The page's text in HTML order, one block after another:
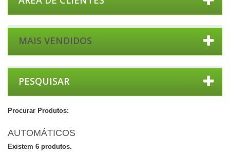
MAIS VENDIDOS
PESQUISAR
Procurar Produtos:
AUTOMÁTICOS
Existem 6 produtos.